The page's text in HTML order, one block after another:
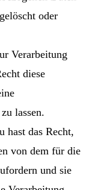
oder
Verarbeitung
diese
lassen.
hast das Recht,
von dem für die
und sie